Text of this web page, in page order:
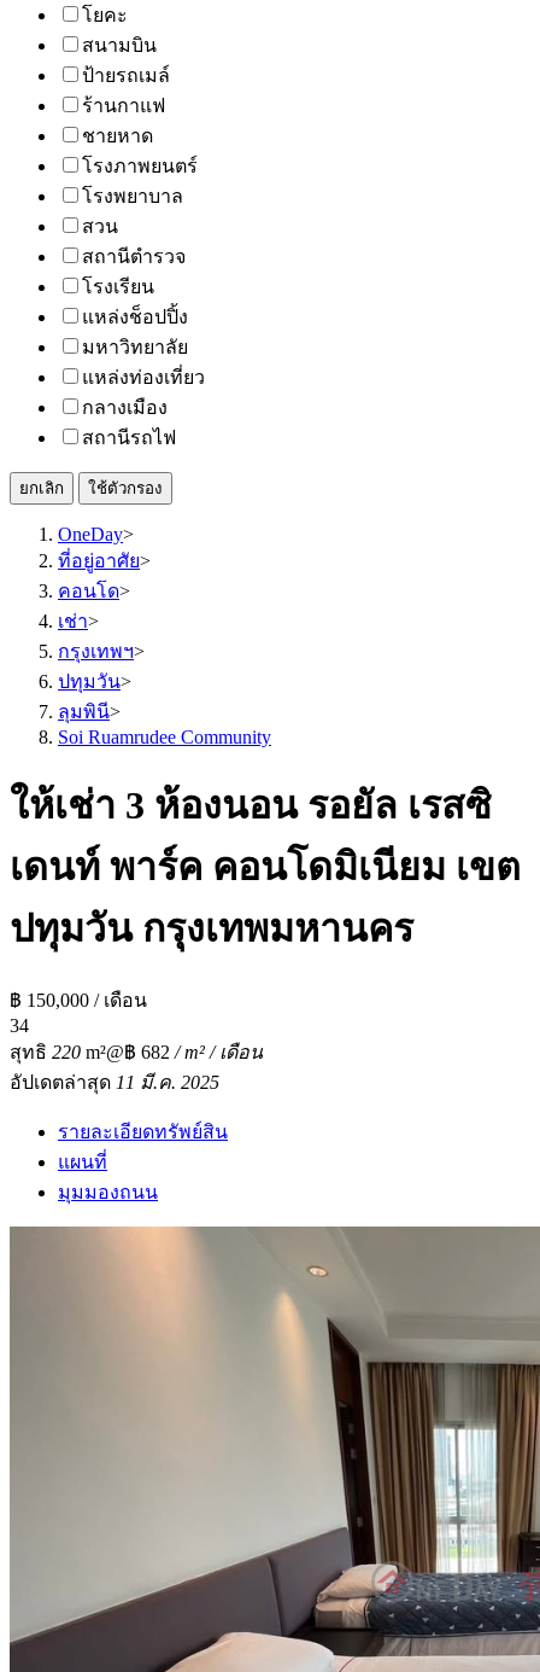
โยคะ
สนามบิน
ป้ายรถเมล์
ร้านกาแฟ
ชายหาด
โรงภาพยนตร์
โรงพยาบาล
สวน
สถานีตำรวจ
โรงเรียน
แหล่งช็อปปิ้ง
มหาวิทยาลัย
แหล่งท่องเที่ยว
กลางเมือง
สถานีรถไฟ
ยกเลิก ใช้ตัวกรอง
OneDay>
ที่อยู่อาศัย>
คอนโด>
เช่า>
กรุงเทพฯ>
ปทุมวัน>
ลุมพินี>
Soi Ruamrudee Community
ให้เช่า 3 ห้องนอน รอยัล เรสซิ
เดนท์ พาร์ค คอนโดมิเนียม เขต
ปทุมวัน กรุงเทพมหานคร
฿ 150,000 / เดือน
34
สุทธิ 220 m²@฿ 682 / m² / เดือน
อัปเดตล่าสุด 11 มี.ค. 2025
รายละเอียดทรัพย์สิน
แผนที่
มุมมองถนน